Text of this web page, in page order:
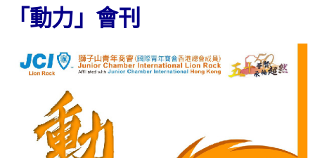
「動力」會刊